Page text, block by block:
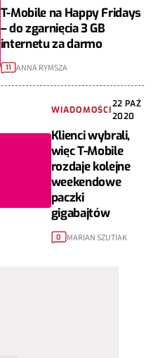
T-Mobile na Happy Fridays
– do zgarnięcia 3 GB
internetu za darmo
11 ANNA RYMSZA
WIADOMOŚCI
22 PAŹ
2020
Klienci wybrali,
więc T-Mobile
rozdaje kolejne
weekendowe
paczki
gigabajtów
0 MARIAN SZUTIAK